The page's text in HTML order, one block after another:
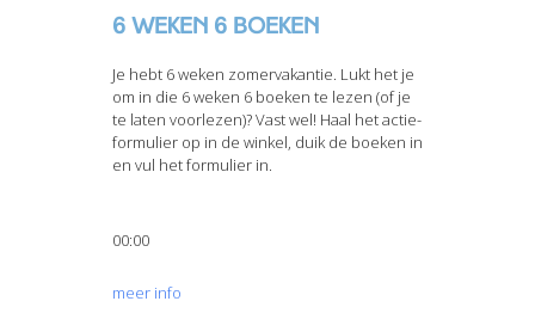
6 weken 6 boeken
Je hebt 6 weken zomervakantie. Lukt het je
om in die 6 weken 6 boeken te lezen (of je
te laten voorlezen)? Vast wel! Haal het actie-
formulier op in de winkel, duik de boeken in
en vul het formulier in.
00:00
meer info